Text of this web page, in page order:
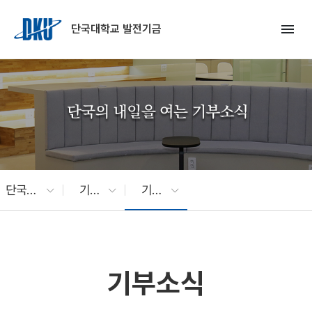
단국대학교 발전기금
menu
단국소식 기부소식 기부소식
기부소식